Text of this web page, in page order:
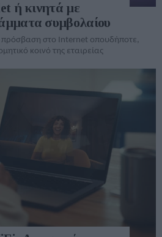
ή κινητά με
συμβολαίου
πρόσβαση στο Internet οπουδήποτε,
κοινό της εταιρείας